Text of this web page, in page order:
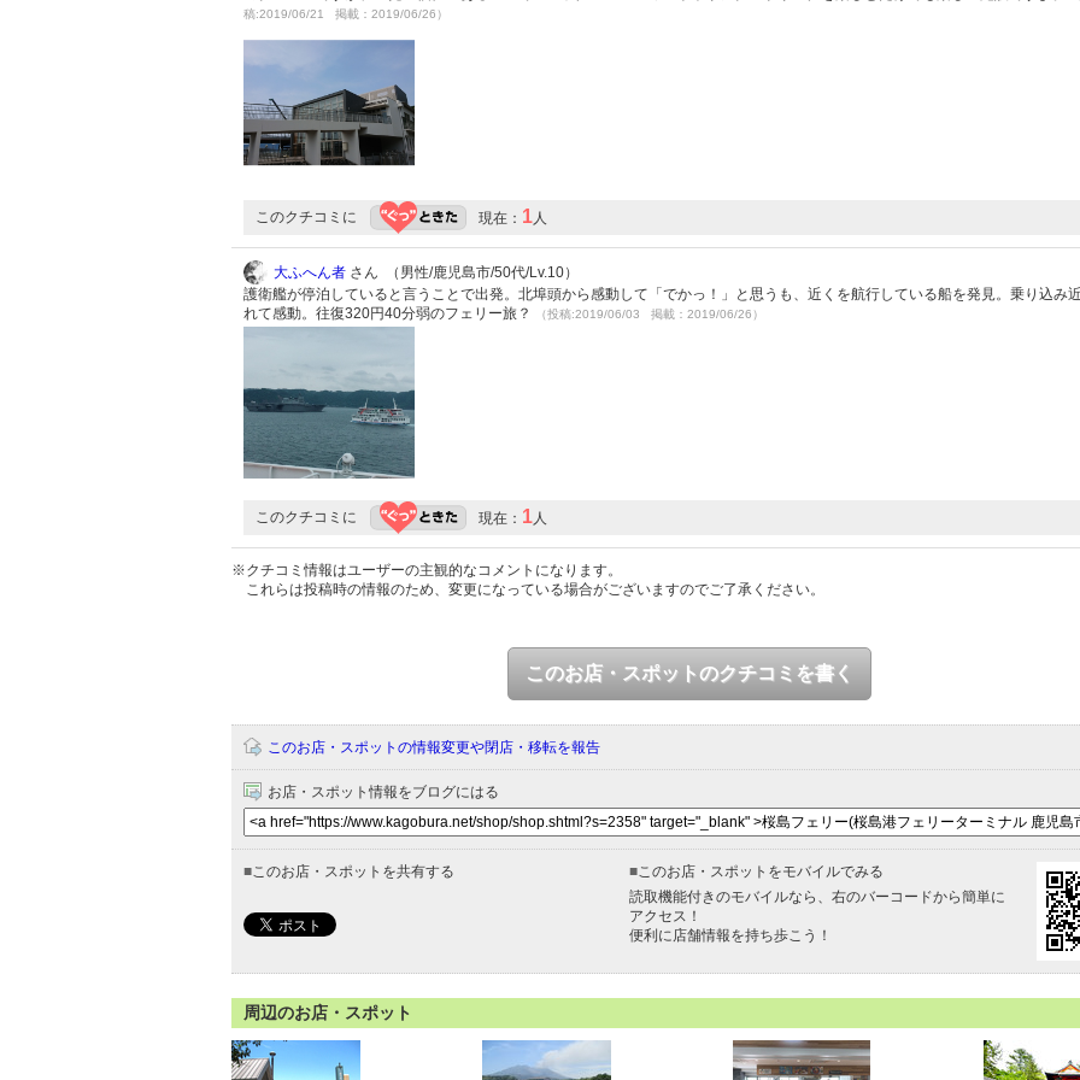
稿:2019/06/21 掲載：2019/06/26）
このクチコミに 現在： 1人
大ふへん者 さん （男性/鹿児島市/50代/Lv.10）
護衛艦が停泊していると言うことで出発。北埠頭から感動して「でかっ！」と思うも、近くを航行している船を発見。乗り込み
れて感動。往復320円40分弱のフェリー旅？
（投稿:2019/06/03 掲載：2019/06/26）
このクチコミに 現在： 1人
※クチコミ情報はユーザーの主観的なコメントになります。
これらは投稿時の情報のため、変更になっている場合がございますのでご了承ください。
このお店・スポットのクチコミを書く
このお店・スポットの情報変更や閉店・移転を報告
お店・スポット情報をブログにはる
■このお店・スポットを共有する ■このお店・スポットをモバイルでみる
読取機能付きのモバイルなら、右のバーコードから簡単に
アクセス！
便利に店舗情報を持ち歩こう！
周辺のお店・スポット